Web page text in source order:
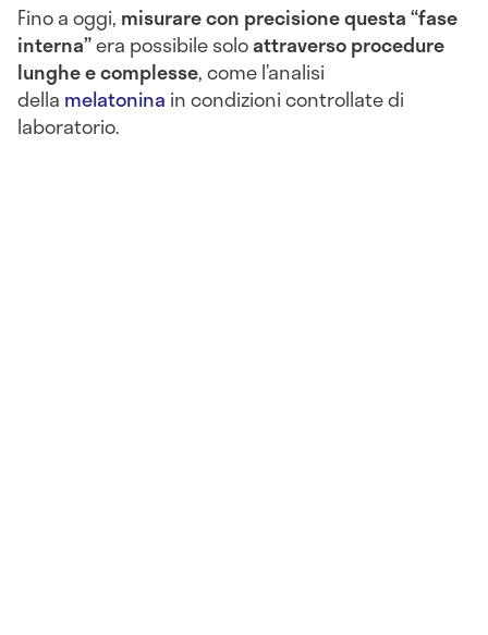
Fino a oggi, misurare con precisione questa “fase
interna”era possibile soloattraverso procedure
lunghe e complesse, come l’analisi
della melatonina in condizioni controllate di
laboratorio.